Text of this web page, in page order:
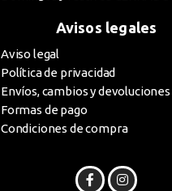
Avisos legales
Aviso legal
Política de privacidad
Envíos, cambios y devoluciones
Formas de pago
Condiciones de compra